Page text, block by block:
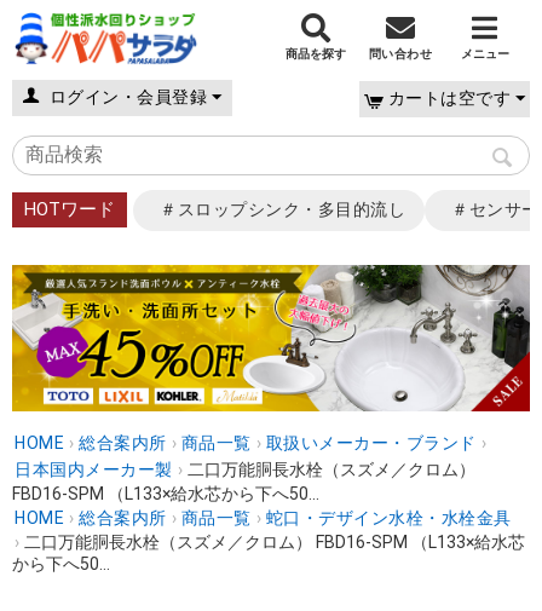
商品を探す 問い合わせ メニュー
ログイン・会員登録 カートは空です
HOTワード ＃スロップシンク・多目的流し ＃センサ
HOME › 総合案内所 › 商品一覧 › 取扱いメーカー・ブランド ›
日本国内メーカー製 › 二口万能胴長水栓（スズメ／クロム）
FBD16-SPM （L133×給水芯から下へ50...
HOME › 総合案内所 › 商品一覧 › 蛇口・デザイン水栓・水栓金具
› 二口万能胴長水栓（スズメ／クロム） FBD16-SPM （L133×給水芯
から下へ50...